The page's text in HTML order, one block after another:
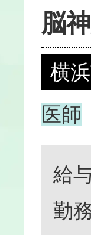
脳
横
医師
給
勤